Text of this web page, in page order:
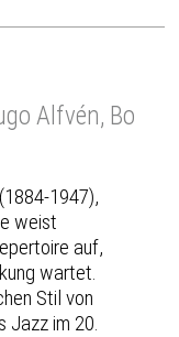
Alfvén, Bo
1947),
weist
auf,
wartet.
Stil von
Jazz im 20.